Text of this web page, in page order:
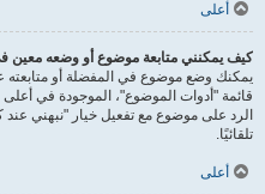
أعلى
كيف يمكنني متابعة موضوع أو وضعه معين
يمكنك وضع موضوع في المفضلة أو
قائمة "أدوات الموضوع"، الموجودة في
الرد على موضوع مع تفعيل خيار "نبهني
تلقائيًا.
أعلى